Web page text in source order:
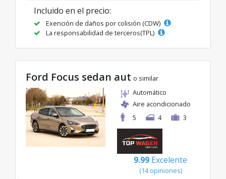
Incluido en el precio:
Exención de daños por colisión (CDW)
La responsabilidad de terceros(TPL)
Ford Focus sedan aut o similar
Automático
Aire acondicionado
5
4 3
9.99 Excelente
(14 opiniones)